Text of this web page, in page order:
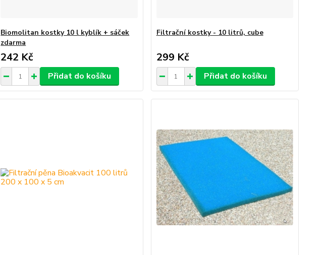
Biomolitan kostky 10 l kyblík + sáček
zdarma
242 Kč
Přidat do košíku
Filtrační kostky - 10 litrů, cube
299 Kč
Přidat do košíku